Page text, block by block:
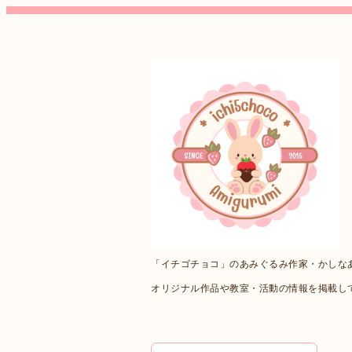
「イチゴチョコ」のあみぐるみ作家・かしな
オリジナル作品や教室・活動の情報を掲載し